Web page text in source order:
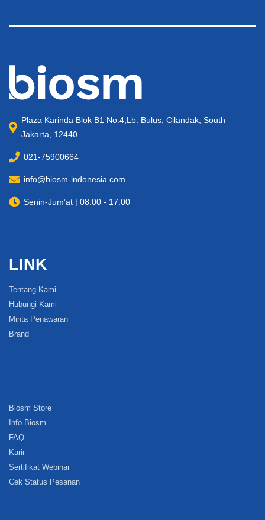
Plaza Karinda Blok B1 No.4,Lb. Bulus, Cilandak, South
Jakarta, 12440.
021-75900664
info@biosm-indonesia.com
Senin-Jum’at | 08:00 - 17:00
LINK
Tentang Kami
Hubungi Kami
Minta Penawaran
Brand
Biosm Store
Info Biosm
FAQ
Karir
Sertifikat Webinar
Cek Status Pesanan